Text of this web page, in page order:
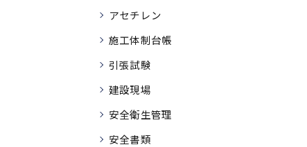
アセチレン
施工体制台帳
引張試験
建設現場
安全衛生管理
安全書類